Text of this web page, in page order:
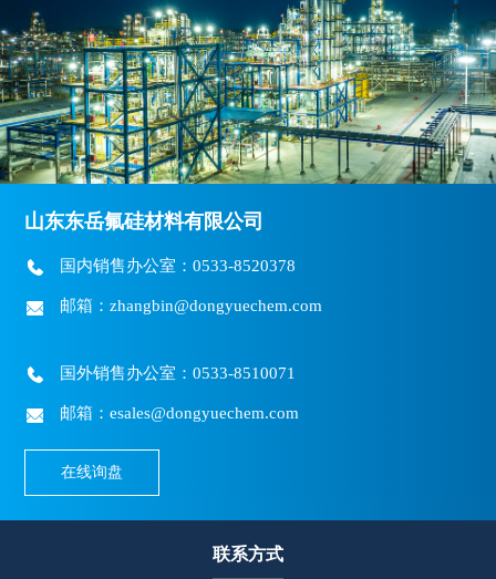
山东东岳氟硅材料有限公司
国内销售办公室：0533-8520378
邮箱：zhangbin@dongyuechem.com
国外销售办公室：0533-8510071
邮箱：esales@dongyuechem.com
在线询盘
联系方式